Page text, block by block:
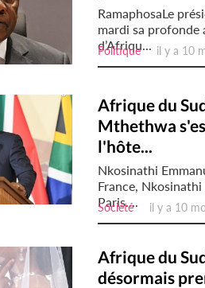
RamaphosaLe
mardi sa profonde
d’Afriqu...
Politiqueil y a 10
Afrique du
Mthethwa
l'hôte...
Nkosinathi
France,
Paris....
Sociétéil y a 10
Afrique du
désormais